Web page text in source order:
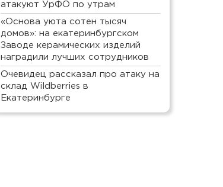
атакуют УрФО по утрам
«Основа уюта сотен тысяч
домов»: на екатеринбургском
Заводе керамических изделий
наградили лучших сотрудников
Очевидец рассказал про атаку на
склад Wildberries в
Екатеринбурге